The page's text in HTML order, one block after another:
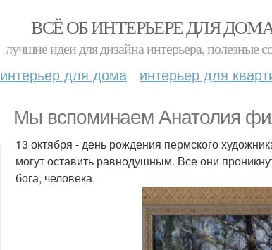
ВСЁ ОБ ИНТЕРЬЕРЕ ДЛЯ
лучшие идеи для дизайна интерьера, полезные
интерьер для дома интерьер для
Мы вспоминаем Анатолия
13 октября - день рождения пермского
могут оставить равнодушным. Все они
бога, человека.